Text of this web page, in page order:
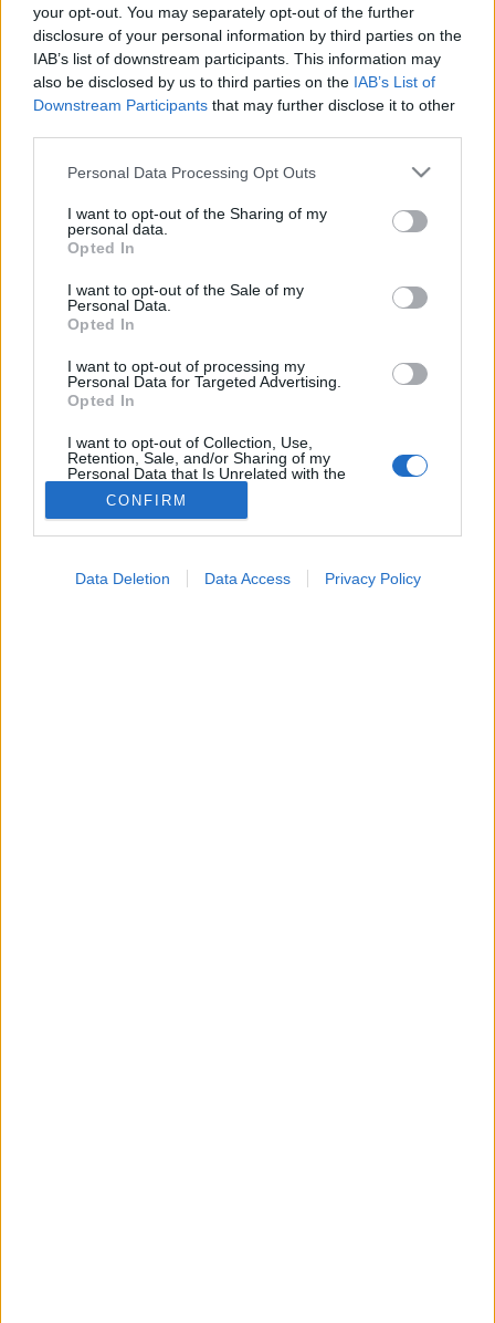
your opt-out. You may separately opt-out of the further
disclosure of your personal information by third parties on the
IAB’s list of downstream participants. This information may
also be disclosed by us to third parties on the IAB’s List of
Downstream Participants that may further disclose it to other
Please note that this website/app uses one or more Google
not limited to your visit or usage behaviour. You may click to
grant or deny consent to Google and its third-party tags to
use your data for below specified purposes in below Google
consent section.
Personal Data Processing Opt Outs
I want to opt-out of the Sharing of my
personal data.
Opted In
I want to opt-out of the Sale of my
Personal Data.
Opted In
I want to opt-out of processing my
Personal Data for Targeted Advertising.
Opted In
I want to opt-out of Collection, Use,
Retention, Sale, and/or Sharing of my
Personal Data that Is Unrelated with the
Purposes for which it was collected.
Opted Out
CONFIRM
Data Deletion Data Access Privacy Policy
Konyhai alapanyagok
2025. október 14. 15:24